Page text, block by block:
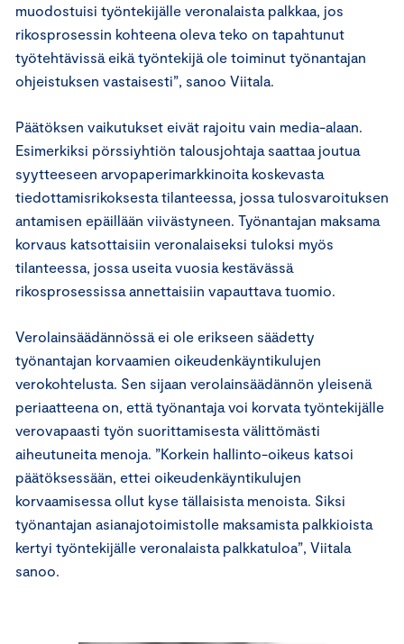
muodostuisi työntekijälle veronalaista palkkaa, jos
rikosprosessin kohteena oleva teko on tapahtunut
työtehtävissä eikä työntekijä ole toiminut työnantajan
ohjeistuksen vastaisesti”, sanoo Viitala.
Päätöksen vaikutukset eivät rajoitu vain media-alaan.
Esimerkiksi pörssiyhtiön talousjohtaja saattaa joutua
syytteeseen arvopaperimarkkinoita koskevasta
tiedottamisrikoksesta tilanteessa, jossa tulosvaroituksen
antamisen epäillään viivästyneen. Työnantajan maksama
korvaus katsottaisiin veronalaiseksi tuloksi myös
tilanteessa, jossa useita vuosia kestävässä
rikosprosessissa annettaisiin vapauttava tuomio.
Verolainsäädännössä ei ole erikseen säädetty
työnantajan korvaamien oikeudenkäyntikulujen
verokohtelusta. Sen sijaan verolainsäädännön yleisenä
periaatteena on, että työnantaja voi korvata työntekijälle
verovapaasti työn suorittamisesta välittömästi
aiheutuneita menoja. ”Korkein hallinto-oikeus katsoi
päätöksessään, ettei oikeudenkäyntikulujen
korvaamisessa ollut kyse tällaisista menoista. Siksi
työnantajan asianajotoimistolle maksamista palkkioista
kertyi työntekijälle veronalaista palkkatuloa”, Viitala
sanoo.